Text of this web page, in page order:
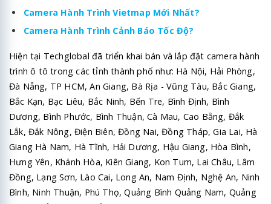
Camera Hành Trình Vietmap Mới Nhất?
Camera Hành Trình Cảnh Báo Tốc Độ?
Hiện tại Techglobal đã triển khai bán và lắp đặt camera hành
trình ô tô trong các tỉnh thành phố như: Hà Nội, Hải Phòng,
Đà Nẵng, TP HCM, An Giang, Bà Rịa - Vũng Tàu, Bắc Giang,
Bắc Kạn, Bạc Liêu, Bắc Ninh, Bến Tre, Bình Định, Bình
Dương, Bình Phước, Bình Thuận, Cà Mau, Cao Bằng, Đắk
Lắk, Đắk Nông, Điện Biên, Đồng Nai, Đồng Tháp, Gia Lai, Hà
Giang Hà Nam, Hà Tĩnh, Hải Dương, Hậu Giang, Hòa Bình,
Hưng Yên, Khánh Hòa, Kiên Giang, Kon Tum, Lai Châu, Lâm
Đồng, Lạng Sơn, Lào Cai, Long An, Nam Định, Nghệ An, Ninh
Bình, Ninh Thuận, Phú Thọ, Quảng Bình Quảng Nam, Quảng